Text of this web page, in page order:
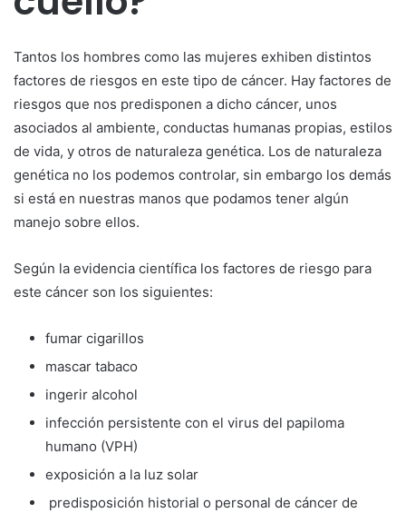
Tantos los hombres como las mujeres exhiben distintos
factores de riesgos en este tipo de cáncer. Hay factores de
riesgos que nos predisponen a dicho cáncer, unos
asociados al ambiente, conductas humanas propias, estilos
de vida, y otros de naturaleza genética. Los de naturaleza
genética no los podemos controlar, sin embargo los demás
si está en nuestras manos que podamos tener algún
manejo sobre ellos.
Según la evidencia científica los factores de riesgo para
este cáncer son los siguientes:
fumar cigarillos
mascar tabaco
ingerir alcohol
infección persistente con el virus del papiloma
humano (VPH)
exposición a la luz solar
predisposición historial o personal de cáncer de